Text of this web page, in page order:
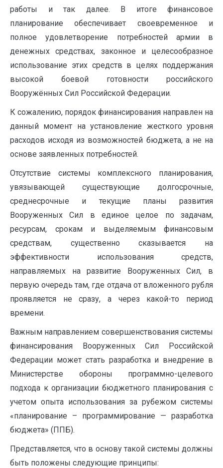
работы и так далее. В итоге финансовое
планирование обеспечивает своевременное и
полное удовлетворение потребностей армии в
денежных средствах, законное и целесообразное
использование этих средств в целях поддержания
высокой боевой готовности российского
Вооружённых Сил Российской Федерации.
К сожалению, порядок финансирования направлен на
данный момент на установление жесткого уровня
расходов исходя из возможностей бюджета, а не на
основе заявленных потребностей.
Отсутствие системы комплексного планирования,
увязывающей существующие долгосрочные,
среднесрочные и текущие планы развития
Вооруженных Сил в единое целое по задачам,
ресурсам, срокам и выделяемым финансовым
средствам, существенно сказывается на
эффективности использования средств,
направляемых на развитие Вооруженных Сил, в
первую очередь там, где отдача от вложенного рубля
проявляется не сразу, а через какой-то период
времени.
Важным направлением совершенствования системы
финансирования Вооруженных Сил Российской
Федерации может стать разработка и внедрение в
Министерстве обороны программно-целевого
подхода к организации бюджетного планирования с
учетом опыта использования за рубежом системы
«планирование – программирование — разработка
бюджета» (ППБ).
Представляется, что в основу такой системы должны
быть положены следующие принципы: